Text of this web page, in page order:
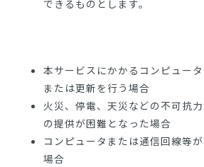
できるものとします。
本サービスにかかるコンピュー
または更新を行う場合
火災、停電、天災などの不可抗
の提供が困難となった場合
コンピュータまたは通信回線等
場合